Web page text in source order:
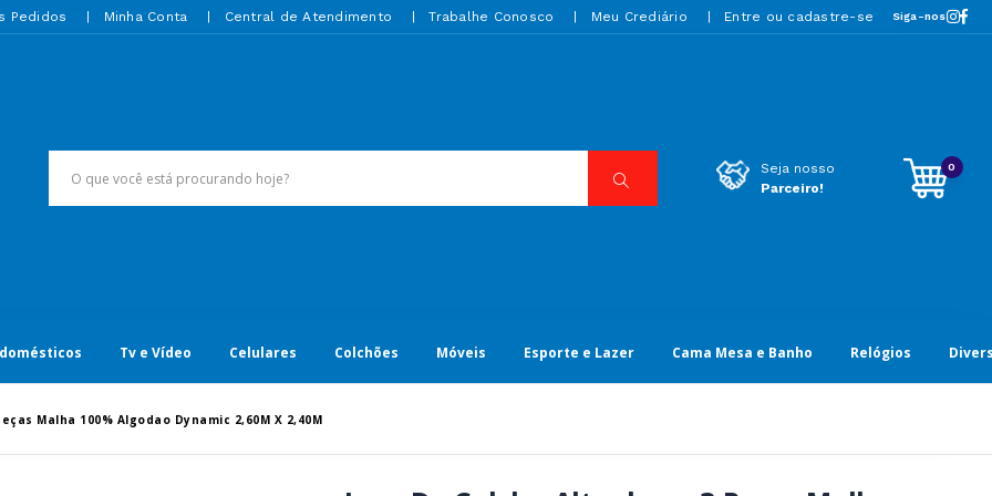
Pedidos Minha Conta Central de Atendimento Trabalhe Conosco Meu Crediário Entre ou cadastre-se Siga-nos
Seja nosso
Parceiro!
0
Tv e Vídeo Celulares Colchões Móveis Esporte e Lazer Cama Mesa e Banho Relógios
Malha 100% Algodao Dynamic 2,60M X 2,40M